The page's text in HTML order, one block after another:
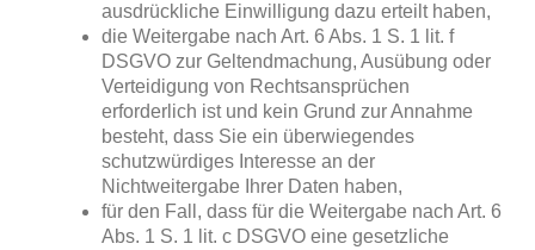
ausdrückliche Einwilligung dazu erteilt haben,
die Weitergabe nach Art. 6 Abs. 1 S. 1 lit. f
DSGVO zur Geltendmachung, Ausübung oder
Verteidigung von Rechtsansprüchen
erforderlich ist und kein Grund zur Annahme
besteht, dass Sie ein überwiegendes
schutzwürdiges Interesse an der
Nichtweitergabe Ihrer Daten haben,
für den Fall, dass für die Weitergabe nach Art. 6
Abs. 1 S. 1 lit. c DSGVO eine gesetzliche